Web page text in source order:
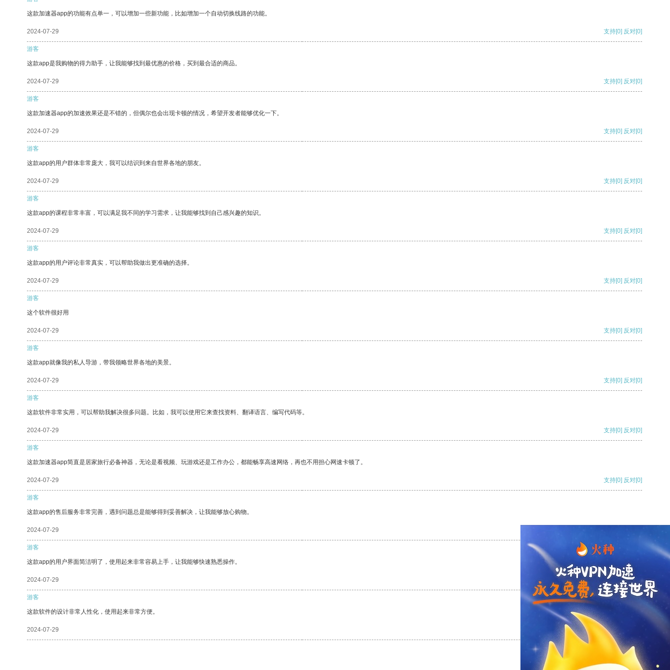
这款加速器app的功能有点单一，可以增加一些新功能，比如增加一个自动切换线路的功能。
2024-07-29 支持[0] 反对[0]
游客
这款app是我购物的得力助手，让我能够找到最优惠的价格，买到最合适的商品。
2024-07-29 支持[0] 反对[0]
游客
这款加速器app的加速效果还是不错的，但偶尔也会出现卡顿的情况，希望开发者能够优化一下。
2024-07-29 支持[0] 反对[0]
游客
这款app的用户群体非常庞大，我可以结识到来自世界各地的朋友。
2024-07-29 支持[0] 反对[0]
游客
这款app的课程非常丰富，可以满足我不同的学习需求，让我能够找到自己感兴趣的知识。
2024-07-29 支持[0] 反对[0]
游客
这款app的用户评论非常真实，可以帮助我做出更准确的选择。
2024-07-29 支持[0] 反对[0]
游客
这个软件很好用
2024-07-29 支持[0] 反对[0]
游客
这款app就像我的私人导游，带我领略世界各地的美景。
2024-07-29 支持[0] 反对[0]
游客
这款软件非常实用，可以帮助我解决很多问题。比如，我可以使用它来查找资料、翻译语言、编写代码等。
2024-07-29 支持[0] 反对[0]
游客
这款加速器app简直是居家旅行必备神器，无论是看视频、玩游戏还是工作办公，都能畅享高速网络，再也不用担心网速卡顿了。
2024-07-29 支持[0] 反对[0]
游客
这款app的售后服务非常完善，遇到问题总是能够得到妥善解决，让我能够放心购物。
2024-07-29
游客
这款app的用户界面简洁明了，使用起来非常容易上手，让我能够快速熟悉操作。
2024-07-29 支持 [0] 反对 [0]
游客
这款软件的设计非常人性化，使用起来非常方便。
2024-07-29 支持